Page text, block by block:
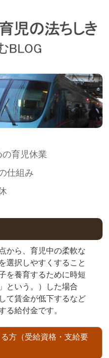
育児休業
仕組み
から、育児中の柔軟な
選択しやすくすること
を養育するために時短
という。）した場合
て賃金が低下するなど
る給付金です。
方（受給資格・支給要